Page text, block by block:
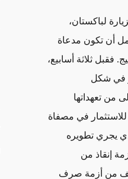
لباكستان،
أن تكون مدعاة
فقبل ثلاثة أسابيع،
بتقديم 3 مليارات دولار في شكل
من تعهداتها
للاستثمار في مصفاة
يجري تطويره
إنقاذ من
من أزمة صرف